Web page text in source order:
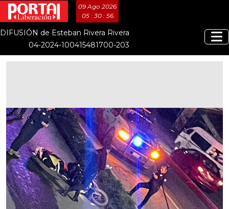
09 Ago 2026
05 : 30 : 56
DIFUSIÓN de Esteban Rivera Rivera
04-2024-100415481700-203